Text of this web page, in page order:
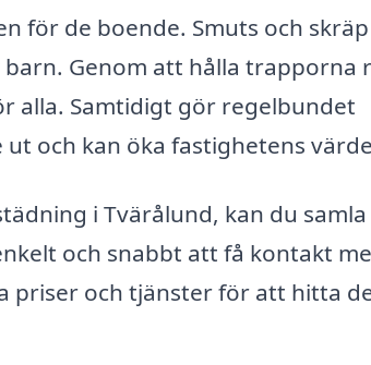
för de boende. Smuts och
Genom att hålla trapporna
alla. Samtidigt gör regelbundet
och kan öka fastighetens
i Tvärålund, kan du samla
och snabbt att få kontakt
priser och tjänster för att hitta